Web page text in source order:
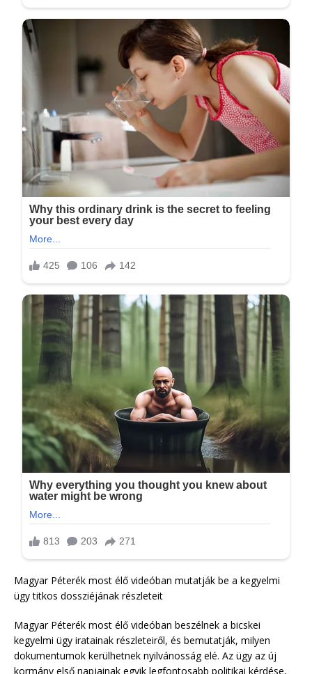
Magyar Péterék most élő videóban mutatják be a kegyelmi
ügy titkos dossziéjának részleteit
Magyar Péterék most élő videóban beszélnek a bicskei
kegyelmi ügy iratainak részleteiről, és bemutatják, milyen
dokumentumok kerülhetnek nyilvánosság elé. Az ügy az új
kormány első napjainak egyik legfontosabb politikai kérdése,